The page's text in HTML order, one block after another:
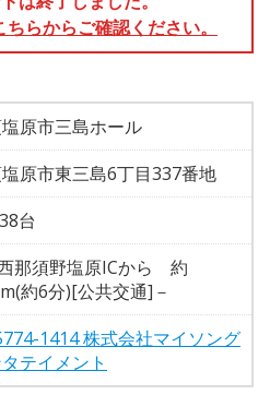
らからご確認ください。
原市三島ホール
原市東三島6丁目337番地
台
那須野塩原ICから 約
約6分)[公共交通]－
1414 株式会社マイソング
テイメント